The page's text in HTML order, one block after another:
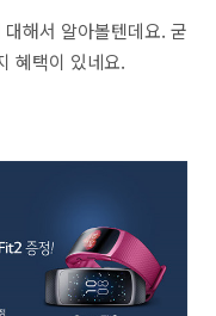
해서 알아볼텐데요. 굳
혜택이 있네요.